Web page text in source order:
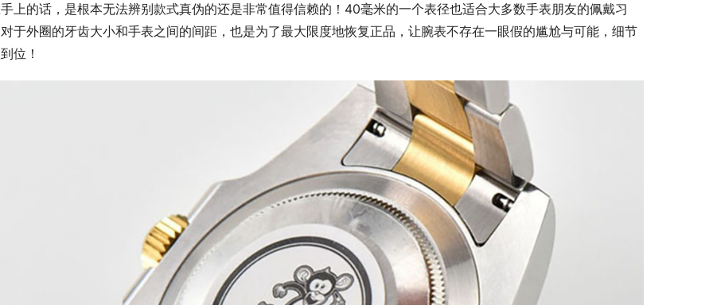
上的话，是根本无法辨别款式真伪的还是非常值得信赖的！40毫米的一个表径也适合大多数手表朋友的佩戴习
于外圈的牙齿大小和手表之间的间距，也是为了最大限度地恢复正品，让腕表不存在一眼假的尴尬与可能，细节
位！